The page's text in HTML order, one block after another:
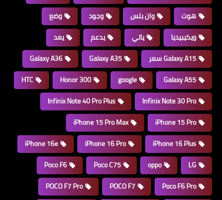
هوت
وان بلس وجود
وضع
ويكيبيديا
ياتي يدعم
يعد
Galaxy A15 سعر
Galaxy A35
Galaxy A36
Galaxy A55
google
Honor 300
HTC
Infinix Note 30 Pro
Infinix Note 40 Pro Plus
iPhone 15 Pro
iPhone 15 Pro Max
iPhone 16 Plus
iPhone 16 Pro
iPhone 16e
LG
oppo
Poco C75
Poco F6
Poco F6 Pro
POCO F7
POCO F7 Pro